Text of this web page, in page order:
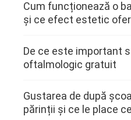
Cum funcționează o
și ce efect estetic
De ce este important
oftalmologic gratuit
Gustarea de după
părinții și ce le place